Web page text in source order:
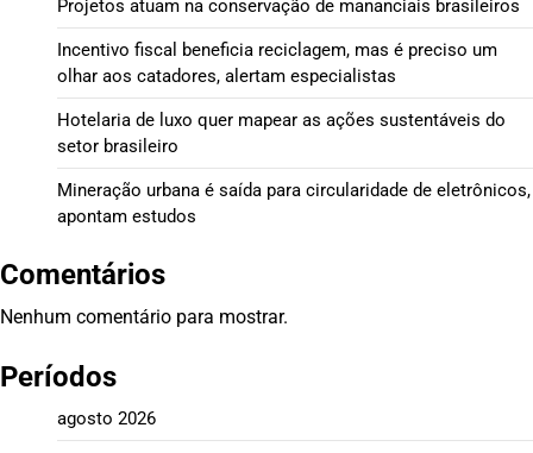
Projetos atuam na conservação de mananciais brasileiros
Incentivo fiscal beneficia reciclagem, mas é preciso um
olhar aos catadores, alertam especialistas
Hotelaria de luxo quer mapear as ações sustentáveis do
setor brasileiro
Mineração urbana é saída para circularidade de eletrônicos,
apontam estudos
Comentários
Nenhum comentário para mostrar.
Períodos
agosto 2026